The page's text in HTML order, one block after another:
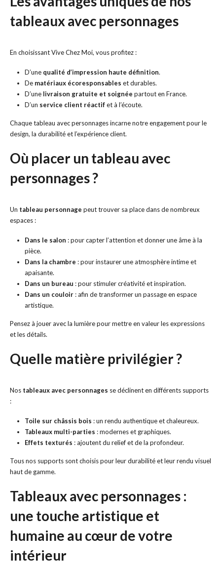
tableaux avec personnages
En choisissant Vive Chez Moi, vous profitez :
D’une qualité d’impression haute définition.
De matériaux écoresponsables et durables.
D’une livraison gratuite et soignée partout en France.
D’un service client réactifet à l’écoute.
Chaque tableau avec personnages incarne notre engagement pour le
design, la durabilité et l’expérience client.
Où placer un tableau avec
personnages ?
Un tableau personnage peut trouver sa place dans de nombreux
espaces :
Dans le salon : pour capter l’attention et donner une âme à la
pièce.
Dans la chambre : pour instaurer une atmosphère intime et
apaisante.
Dans un bureau : pour stimuler créativité et inspiration.
Dans un couloir: afin de transformer un passage en espace
artistique.
Pensez à jouer avec la lumière pour mettre en valeur les expressions
et les détails.
Quelle matière privilégier ?
Nos tableaux avec personnages se déclinent en différents supports
:
Toile sur châssis bois : un rendu authentique et chaleureux.
Tableaux multi-parties : modernes et graphiques.
Effets texturés : ajoutent du relief et de la profondeur.
Tous nos supports sont choisis pour leur durabilité et leur rendu visuel
haut de gamme.
Tableaux avec personnages :
une touche artistique et
humaine au cœur de votre
intérieur